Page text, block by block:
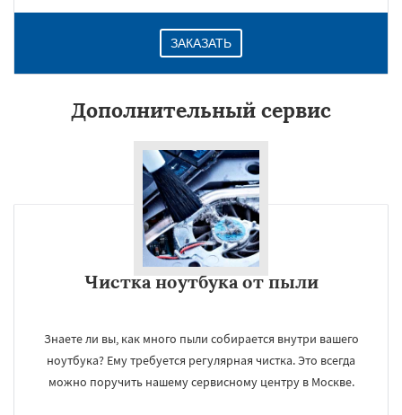
ЗАКАЗАТЬ
Дополнительный сервис
Чистка ноутбука от пыли
Знаете ли вы, как много пыли собирается внутри вашего
ноутбука? Ему требуется регулярная чистка. Это всегда
можно поручить нашему сервисному центру в Москве.